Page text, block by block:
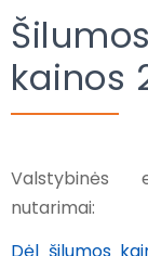
kainos
Valstybinės
nutarimai: